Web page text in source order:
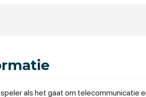
als het gaat om